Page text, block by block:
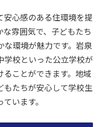
心感のある住環境を提
雰囲気で、子どもたち
環境が魅力です。岩泉
学校といった公立学校が
ことができます。地域
たちが安心して学校生
います。